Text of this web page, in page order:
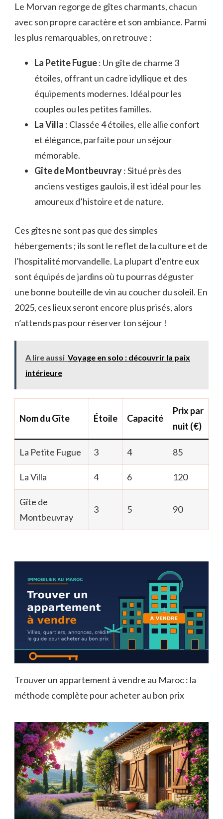
Le Morvan regorge de gîtes charmants, chacun
avec son propre caractère et son ambiance. Parmi
les plus remarquables, on retrouve :
La Petite Fugue: Un gîte de charme 3
étoiles, offrant un cadre idyllique et des
équipements modernes. Idéal pour les
couples ou les petites familles.
La Villa : Classée 4 étoiles, elle allie confort
et élégance, parfaite pour un séjour
mémorable.
Gîte de Montbeuvray: Situé près des
anciens vestiges gaulois, il est idéal pour les
amoureux d’histoire et de nature.
Ces gîtes ne sont pas que des simples
hébergements ; ils sont le reflet de la culture et de
l’hospitalité morvandelle. La plupart d’entre eux
sont équipés de jardins où tu pourras déguster
une bonne bouteille de vin au coucher du soleil. En
2025, ces lieux seront encore plus prisés, alors
n’attends pas pour réserver ton séjour !
A lire aussi Voyage en solo : découvrir la paix
intérieure
Nom du Gîte Étoile Capacité
Prix par
nuit (€)
La Petite Fugue 3 4 85
La Villa 4 6 120
Gîte de
Montbeuvray
3 5 90
Trouver un appartement à vendre au Maroc : la
méthode complète pour acheter au bon prix